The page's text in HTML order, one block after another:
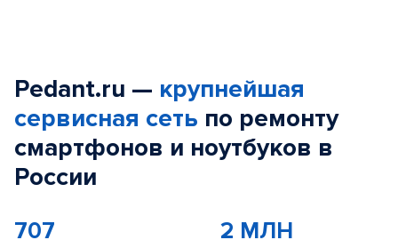
Pedant.ru — крупнейшая
сервисная сеть по ремонту
смартфонов и ноутбуков в
России
707 2 МЛН